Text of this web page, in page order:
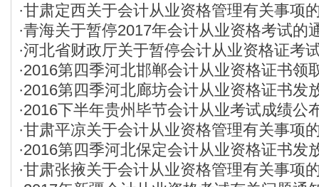
·甘肃定西关于会计从业资格管理有关事项
·青海关于暂停2017年会计从业资格考试的
·河北省财政厅关于暂停会计从业资格证考
·2016第四季河北邯郸会计从业资格证书领
·2016第四季河北廊坊会计从业资格证书发
·2016下半年贵州毕节会计从业考试成绩公
·甘肃平凉关于会计从业资格管理有关事项
·2016第四季河北保定会计从业资格证书发
·甘肃张掖关于会计从业资格管理有关事项